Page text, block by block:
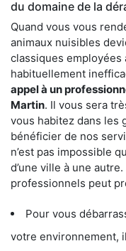
du domaine de la
Quand vous vous
animaux nuisibles
classiques employées
habituellement
appel à un
Martin. Il vous sera
vous habitez dans les
bénéficier de nos
n’est pas impossible
d’une ville à une
professionnels peut
Pour vous
votre environnement,